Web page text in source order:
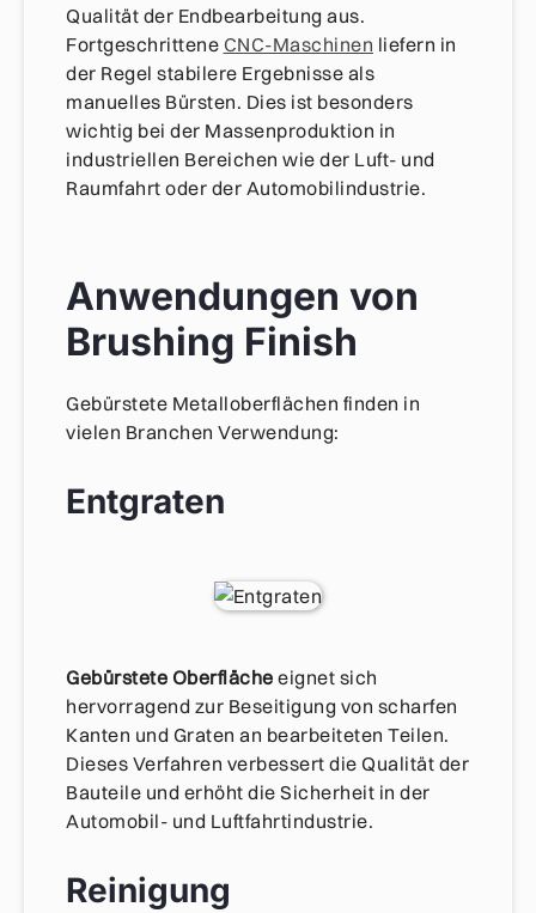
Qualität der Endbearbeitung aus.
Fortgeschrittene CNC-Maschinen liefern in
der Regel stabilere Ergebnisse als
manuelles Bürsten. Dies ist besonders
wichtig bei der Massenproduktion in
industriellen Bereichen wie der Luft- und
Raumfahrt oder der Automobilindustrie.
Anwendungen von
Brushing Finish
Gebürstete Metalloberflächen finden in
vielen Branchen Verwendung:
Entgraten
Gebürstete Oberfläche eignet sich
hervorragend zur Beseitigung von scharfen
Kanten und Graten an bearbeiteten Teilen.
Dieses Verfahren verbessert die Qualität der
Bauteile und erhöht die Sicherheit in der
Automobil- und Luftfahrtindustrie.
Reinigung